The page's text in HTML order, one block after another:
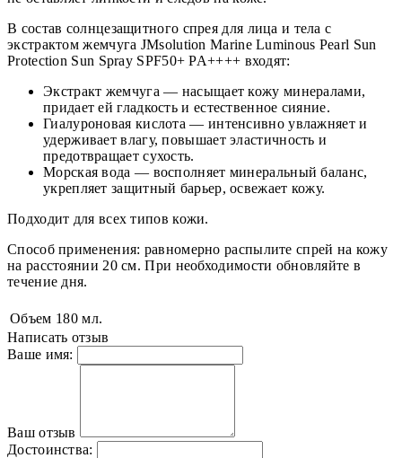
В состав солнцезащитного спрея для лица и тела с
экстрактом жемчуга JMsolution Marine Luminous Pearl Sun
Protection Sun Spray SPF50+ PA++++ входят:
Экстракт жемчуга — насыщает кожу минералами,
придает ей гладкость и естественное сияние.
Гиалуроновая кислота — интенсивно увлажняет и
удерживает влагу, повышает эластичность и
предотвращает сухость.
Морская вода — восполняет минеральный баланс,
укрепляет защитный барьер, освежает кожу.
Подходит для всех типов кожи.
Способ применения: равномерно распылите спрей на кожу
на расстоянии 20 см. При необходимости обновляйте в
течение дня.
Объем 180 мл.
Написать отзыв
Ваше имя:
Ваш отзыв
Достоинства: